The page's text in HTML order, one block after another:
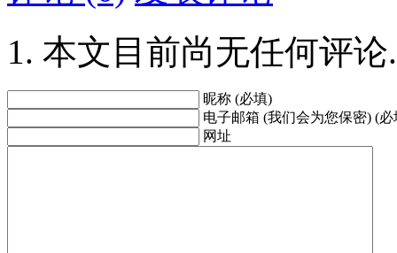
本文目前尚无任何评论.
昵称 (必填)
电子邮箱 (我们会为您保密) (必
网址